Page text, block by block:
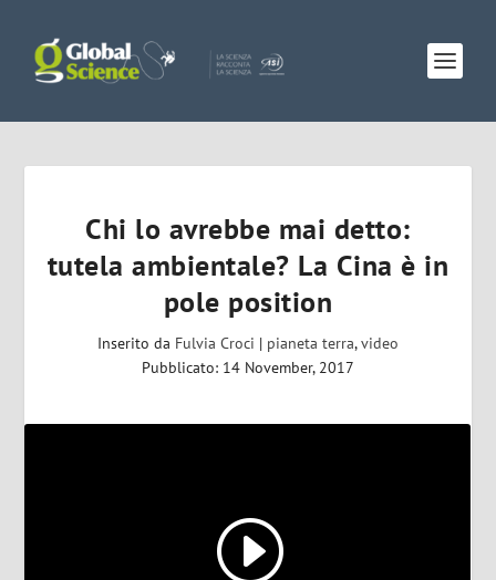
Chi lo avrebbe mai detto:
tutela ambientale? La Cina è in
pole position
Inserito da Fulvia Croci | pianeta terra,video
Pubblicato: 14 November, 2017